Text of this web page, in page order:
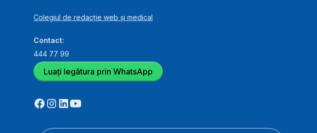
Colegiul de redacție web și medical
Contact:
444 77 99
Luați legătura prin WhatsApp